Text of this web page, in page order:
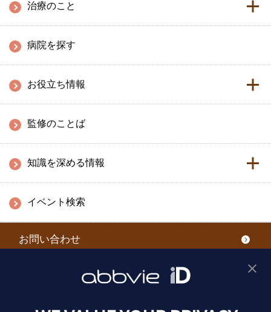
治療のこと
病院を探す
お役立ち情報
監修のことば
知識を深める情報
イベント検索
お問い合わせ